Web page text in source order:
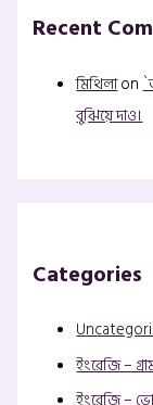
Recent
মিথিলাon
বুঝিয়ে দাও।
Categories
ইংরেজি –